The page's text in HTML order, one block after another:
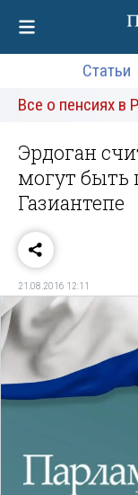
Статьи
Все о пенсиях в
Эрдоган
могут быть
Газиантепе
21.08.2016 12:11